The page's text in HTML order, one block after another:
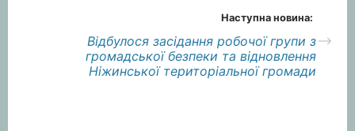
Наступна новина:
Відбулося засідання робочої групи з
громадської безпеки та відновлення
Ніжинської територіальної громади